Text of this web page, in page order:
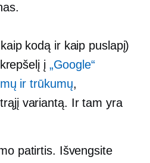
kodą ir kaip puslapį)
į „Google“
ir trūkumų,
variantą. Ir tam yra
patirtis. Išvengsite